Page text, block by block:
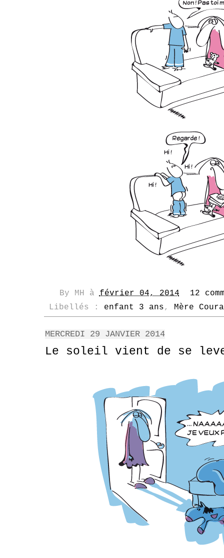
By MH àfévrier 04, 2014
12
Libellés : enfant 3 ans , Mère
MERCREDI 29 JANVIER 2014
Le soleil vient de se